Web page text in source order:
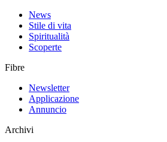
News
Stile di vita
Spiritualità
Scoperte
Fibre
Newsletter
Applicazione
Annuncio
Archivi